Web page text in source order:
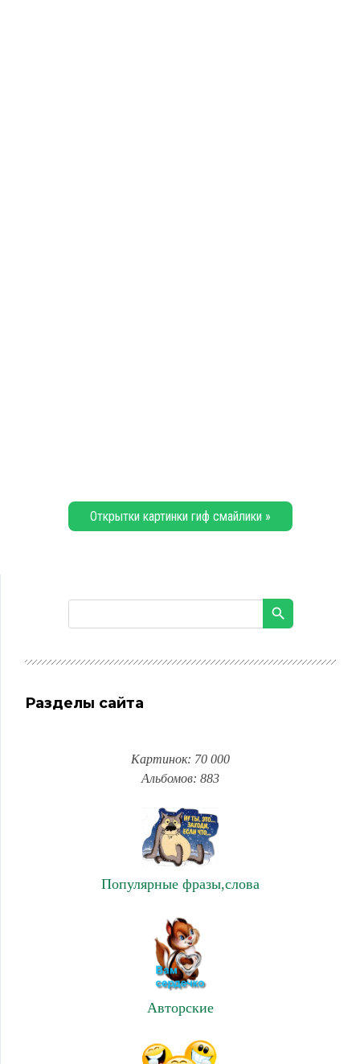
Открытки картинки гиф смайлики »
Разделы сайта
Картинок: 70 000
Альбомов: 883
Популярные фразы,слова
Авторские